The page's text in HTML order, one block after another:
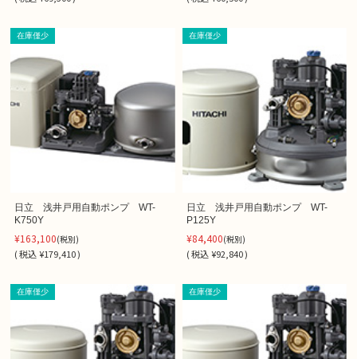
在庫僅少
日立 浅井戸用自動ポンプ WT-
K750Y
¥163,100(税別)
(税込¥179,410 )
在庫僅少
日立 浅井戸用自動ポンプ WT-
P125Y
¥84,400(税別)
(税込 ¥92,840 )
在庫僅少 在庫僅少